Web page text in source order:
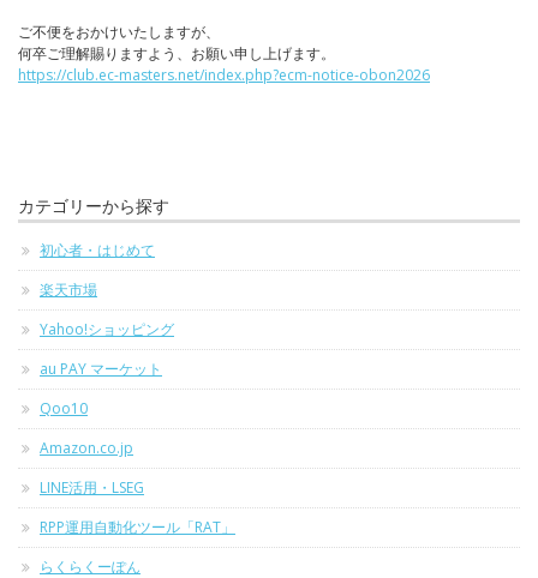
ご不便をおかけいたしますが、
何卒ご理解賜りますよう、お願い申し上げます。
https://club.ec-masters.net/index.php?ecm-notice-obon2026
カテゴリーから探す
初心者・はじめて
楽天市場
Yahoo!ショッピング
au PAY マーケット
Qoo10
Amazon.co.jp
LINE活用・LSEG
RPP運用自動化ツール「RAT」
らくらくーぽん